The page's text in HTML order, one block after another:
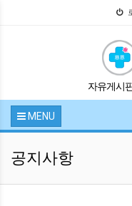
자유게시
MENU
공지사항